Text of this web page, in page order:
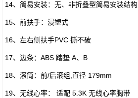
14、简易安装：无、非折叠型简易安装结构
15、前扶手：浸塑式
16、左右侧扶手PVC 撕不破
17、边条：ABS 踏垫 A、B
18、滚筒：前/后滚组,直径 179mm
19、无线心率： 适配 5.3K 无线心率胸带